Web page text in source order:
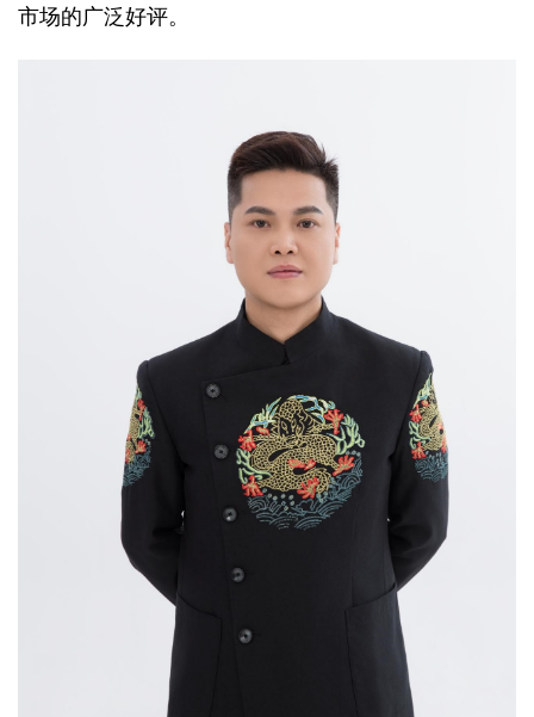
市场的广泛好评。